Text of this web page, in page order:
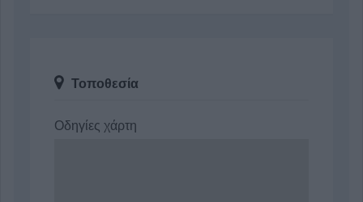
Τοποθεσία
Οδηγίες χάρτη